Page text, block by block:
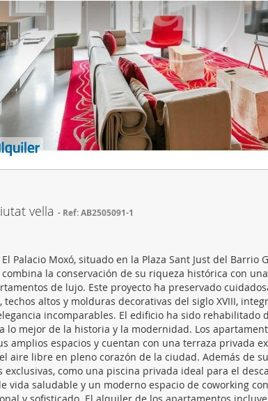
Obtenga más información sobre cómo se procesan
preferencias en la
sección de datos
. Puede
en la Declaración de cookies.
Las cookies de este sitio web se usan para
de redes sociales y analizar el tráfico. Además,
sitio web con nuestros partners de redes sociales,
combinarla con otra información que les haya
que haya hecho de sus servicios.
e
c
c
ó
n
d
c
e
i
m
i
e
n
t
o
vella Ref: AB2505091-1
El Palacio Moxó, situado en la Plaza Sant Just del
la conservación de su riqueza histórica con
de lujo. Este proyecto ha preservado
techos altos y molduras decorativas del siglo XVIII,
incomparables. El edificio ha sido
lo mejor de la historia y la modernidad. Los
amplios espacios y cuentan con una terraza privada
aire libre en pleno corazón de la ciudad. Además de
como una piscina privada ideal para el
vida saludable y un moderno espacio de coworking